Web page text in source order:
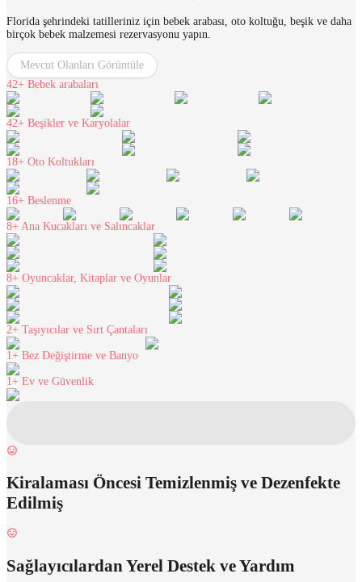
Florida şehrindeki tatilleriniz için bebek arabası, oto koltuğu, beşik ve daha
birçok bebek malzemesi rezervasyonu yapın.
Mevcut Olanları Görüntüle
42+ Bebek arabaları
42+ Beşikler ve Karyolalar
18+ Oto Koltukları
16+ Beslenme
8+ Ana Kucakları ve Salıncaklar
8+ Oyuncaklar, Kitaplar ve Oyunlar
2+ Taşıyıcılar ve Sırt Çantaları
1+ Bez Değiştirme ve Banyo
1+ Ev ve Güvenlik
Kiralaması Öncesi Temizlenmiş ve Dezenfekte
Edilmiş
Sağlayıcılardan Yerel Destek ve Yardım